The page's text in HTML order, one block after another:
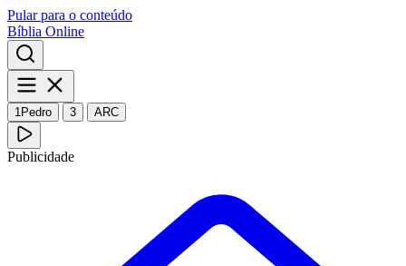
Pular para o conteúdo
Bíblia Online
1Pedro 3 ARC
Publicidade